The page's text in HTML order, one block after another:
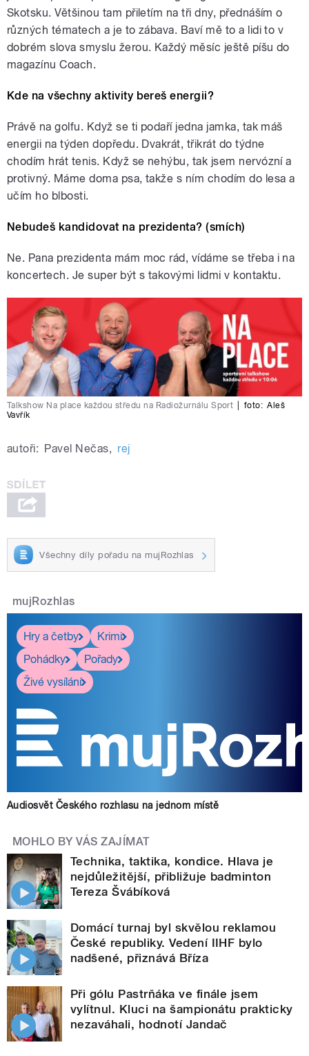
Skotsku. Většinou tam přiletím na tři dny, přednáším o
různých tématech a je to zábava. Baví mě to a lidi to v
dobrém slova smyslu žerou. Každý měsíc ještě píšu do
magazínu Coach.
Kde na všechny aktivity bereš energii?
Právě na golfu. Když se ti podaří jedna jamka, tak máš
energii na týden dopředu. Dvakrát, třikrát do týdne
chodím hrát tenis. Když se nehýbu, tak jsem nervózní a
protivný. Máme doma psa, takže s ním chodím do lesa a
učím ho blbosti.
Nebudeš kandidovat na prezidenta? (smích)
Ne. Pana prezidenta mám moc rád, vídáme se třeba i na
koncertech. Je super být s takovými lidmi v kontaktu.
Talkshow Na place každou středu na Radiožurnálu Sport foto: Aleš
Vavřík
autoři: Pavel Nečas, rej
Všechny díly pořadu na mujRozhlas
mujRozhlas
Hry a četby
Krimi
Pohádky
Pořady
Živé vysílání
Audiosvět Českého rozhlasu na jednom místě
MOHLO BY VÁS ZAJÍMAT
Technika, taktika, kondice. Hlava je
nejdůležitější, přibližuje badminton
Tereza Švábíková
Domácí turnaj byl skvělou reklamou
České republiky. Vedení IIHF bylo
nadšené, přiznává Bříza
Při gólu Pastrňáka ve finále jsem
vylítnul. Kluci na šampionátu prakticky
nezaváhali, hodnotí Jandač